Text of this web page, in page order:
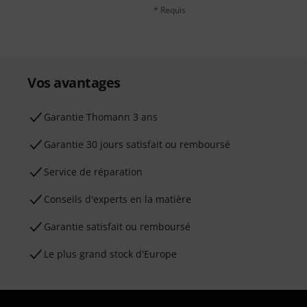
* Requis
Vos avantages
Ga­ran­tie Thomann 3 ans
Garantie 30 jours satisfait ou remboursé
Service de réparation
Conseils d'experts en la matière
Garantie satisfait ou remboursé
Le plus grand stock d'Europe